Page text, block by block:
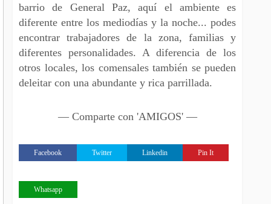
barrio de General Paz, aquí el ambiente es
diferente entre los mediodías y la noche... podes
encontrar trabajadores de la zona, familias y
diferentes personalidades. A diferencia de los
otros locales, los comensales también se pueden
deleitar con una abundante y rica parrillada.
— Comparte con 'AMIGOS' —
Facebook Twitter Linkedin Pin It
Whatsapp